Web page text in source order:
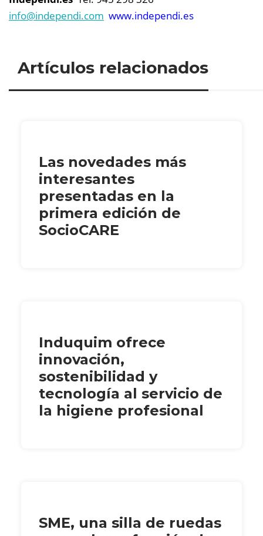
info@independi.com www.independi.es
Artículos relacionados
Las novedades más
interesantes
presentadas en la
primera edición de
SocioCARE
Induquim ofrece
innovación,
sostenibilidad y
tecnología al servicio de
la higiene profesional
SME, una silla de ruedas